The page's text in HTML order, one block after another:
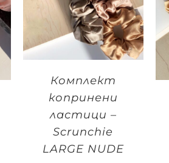
Комплект
копринени
ластици –
Scrunchie
LARGE NUDE